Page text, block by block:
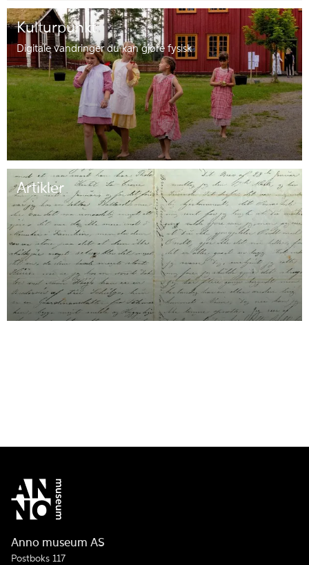
Kulturpunkt
Digitale vandringer du kan gjøre fysisk
Artikler
Anno museum AS
Postboks 117